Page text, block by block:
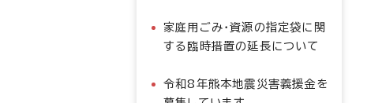
家庭用ごみ・資源の指定袋に関
する臨時措置の延長について
令和8年熊本地震災害義援金を